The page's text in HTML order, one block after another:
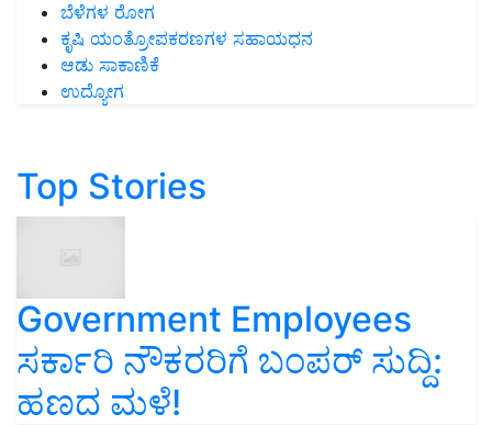
ಬೆಳೆಗಳ ರೋಗ
ಕೃಷಿ ಯಂತ್ರೋಪಕರಣಗಳ ಸಹಾಯಧನ
ಆಡು ಸಾಕಾಣಿಕೆ
ಉದ್ಯೋಗ
Top Stories
Government Employees
ಸರ್ಕಾರಿ ನೌಕರರಿಗೆ ಬಂಪರ್‌ ಸುದ್ದಿ:
ಹಣದ ಮಳೆ!